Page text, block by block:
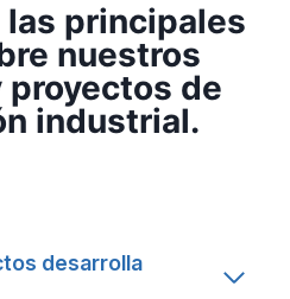
las principales
nuestros
de
industrial.
desarrolla